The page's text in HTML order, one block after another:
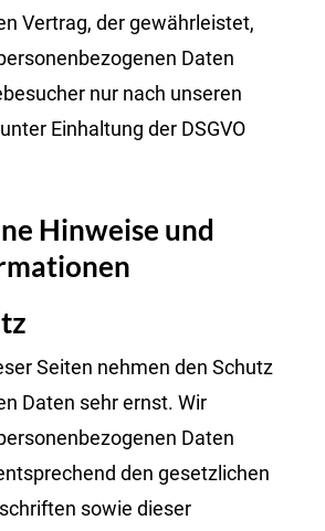
Vertrag, der gewährleistet,
Daten
nur nach unseren
Einhaltung der DSGVO
Hinweise und
Seiten nehmen den Schutz
Daten sehr ernst. Wir
Daten
den gesetzlichen
sowie dieser